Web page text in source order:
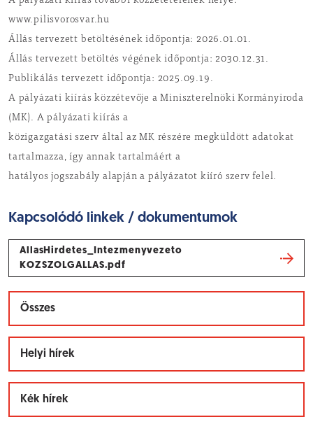
www.pilisvorosvar.hu
Állás tervezett betöltésének időpontja: 2026.01.01.
Állás tervezett betöltés végének időpontja: 2030.12.31.
Publikálás tervezett időpontja: 2025.09.19.
A pályázati kiírás közzétevője a Miniszterelnöki Kormányiroda
(MK). A pályázati kiírás a
közigazgatási szerv által az MK részére megküldött adatokat
tartalmazza, így annak tartalmáért a
hatályos jogszabály alapján a pályázatot kiíró szerv felel.
Kapcsolódó linkek / dokumentumok
AllasHirdetes_Intezmenyvezeto
KOZSZOLGALLAS.pdf
Összes
Helyi hírek
Kék hírek